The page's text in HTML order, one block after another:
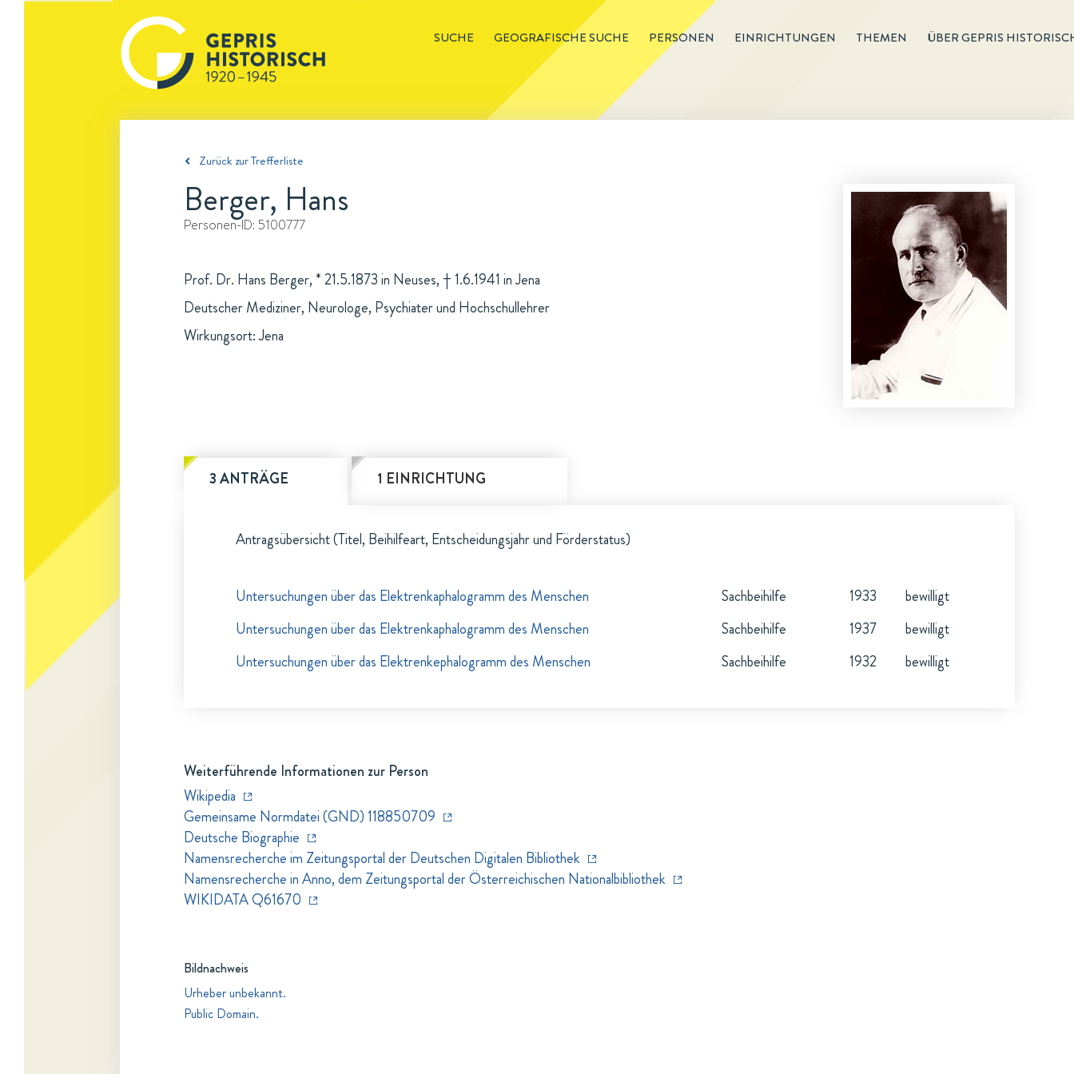
SUCHE GEOGRAFISCHE SUCHE PERSONEN EINRICHTUNGEN THEMEN ÜBER GEPRIS
Zurück zur Trefferliste
Berger, Hans
Personen-ID: 5100777
Prof. Dr. Hans Berger, * 21.5.1873 in Neuses, † 1.6.1941 in Jena
Deutscher Mediziner, Neurologe, Psychiater und Hochschullehrer
Wirkungsort: Jena
3 ANTRÄGE 1 EINRICHTUNG
Antragsübersicht (Titel, Beihilfeart, Entscheidungsjahr und Förderstatus)
Untersuchungen über das Elektrenkaphalogramm des Menschen Sachbeihilfe 1933
bewilligt
Untersuchungen über das Elektrenkaphalogramm des Menschen
Sachbeihilfe 1937
bewilligt
Untersuchungen über das Elektrenkephalogramm des Menschen
Sachbeihilfe 1932 bewilligt
Weiterführende Informationen zur Person
Wikipedia
Gemeinsame Normdatei (GND) 118850709
Deutsche Biographie
Namensrecherche im Zeitungsportal der Deutschen Digitalen Bibliothek
Namensrecherche in Anno, dem Zeitungsportal der Österreichischen Nationalbibliothek
WIKIDATA Q61670
Bildnachweis
Urheber unbekannt.
Public Domain.